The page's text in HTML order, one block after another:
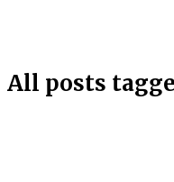
All posts